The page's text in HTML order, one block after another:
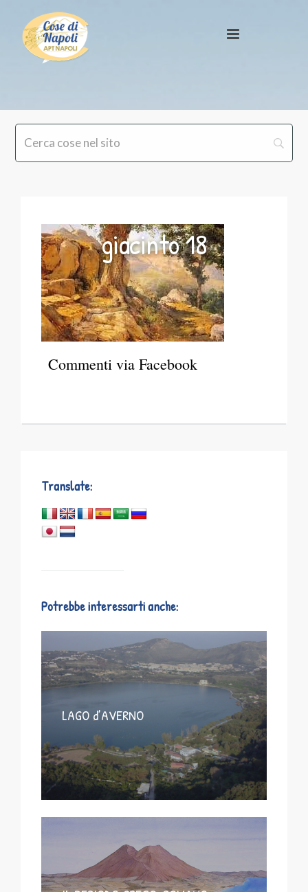
giacinto 18
Commenti via Facebook
Translate:
Potrebbe interessarti anche:
LAGO d’AVERNO